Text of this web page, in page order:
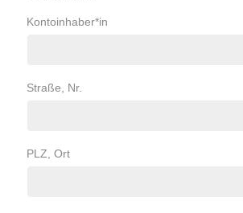
Kontoinhaber*in
Straße, Nr.
PLZ, Ort